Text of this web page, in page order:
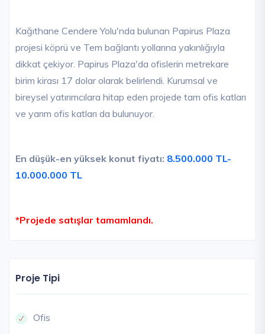
Kağıthane Cendere Yolu'nda bulunan Papirus Plaza
projesi köprü ve Tem bağlantı yollarına yakınlığıyla
dikkat çekiyor. Papirus Plaza'da ofislerin metrekare
birim kirası 17 dolar olarak belirlendi. Kurumsal ve
bireysel yatırımcılara hitap eden projede tam ofis katları
ve yarım ofis katları da bulunuyor.
En düşük-en yüksek konut fiyatı: 8.500.000 TL-
10.000.000 TL
*Projede satışlar tamamlandı.
Proje Tipi
Ofis